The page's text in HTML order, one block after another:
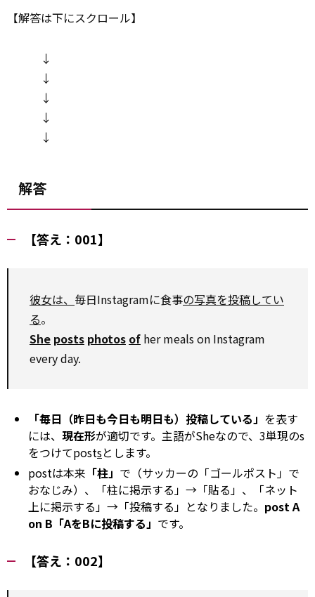
【解答は下にスクロール】
↓
↓
↓
↓
↓
解答
【答え：001】
彼女は、 毎日Instagramに食事の写真を投稿してい
る。
She posts photos of her meals on Instagram
every day.
「毎日（昨日も今日も明日も）投稿している」 を表す
には、 現在形が適切です。主語がSheなので、3単現のs
をつけてpostsとします。
postは本来 「柱」 で（サッカーの「ゴールポスト」で
おなじみ）、「柱に掲示する」→「貼る」、「ネット
上に掲示する」→「投稿する」となりました。 post A
on B「AをBに投稿する」 です。
【答え：002】